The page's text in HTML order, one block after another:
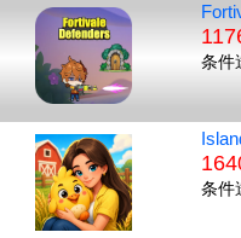
条件
条件